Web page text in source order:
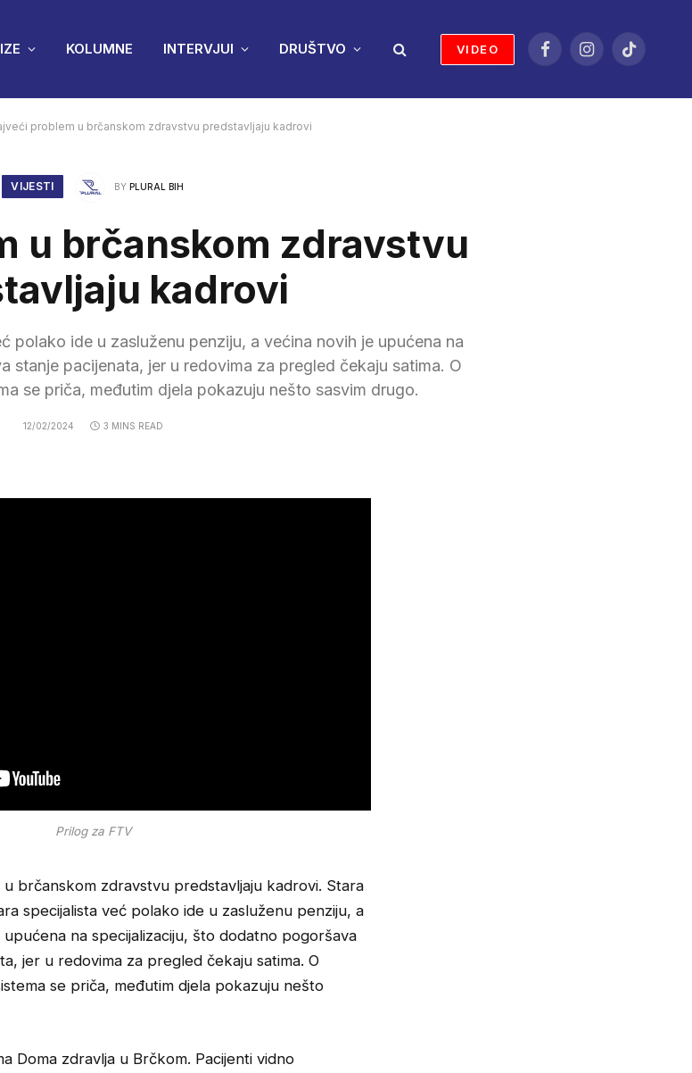
KOLUMNE INTERVJUI DRUŠTVO VIDEO
FacebookInstagramTikTok
problem u brčanskom zdravstvu predstavljaju kadrovi
VIJESTI BY PLURAL BIH
u brčanskom zdravstvu
kadrovi
polako ide u zasluženu penziju, a većina novih je upućena na
stanje pacijenata, jer u redovima za pregled čekaju satima. O
se priča, međutim djela pokazuju nešto sasvim drugo.
12/02/2024 3 MINS READ
Prilog za FTV
brčanskom zdravstvu predstavljaju kadrovi. Stara
specijalista već polako ide u zasluženu penziju, a
upućena na specijalizaciju, što dodatno pogoršava
jer u redovima za pregled čekaju satima. O
se priča, međutim djela pokazuju nešto
Doma zdravlja u Brčkom. Pacijenti vidno